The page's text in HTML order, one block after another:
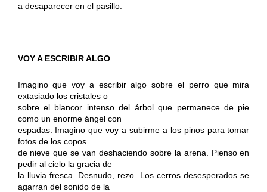
a desaparecer en el pasillo.
VOY A ESCRIBIR ALGO
Imagino que voy a escribir algo sobre el perro que mira
extasiado los cristales o
sobre el blancor intenso del árbol que permanece de pie
como un enorme ángel con
espadas. Imagino que voy a subirme a los pinos para tomar
fotos de los copos
de nieve que se van deshaciendo sobre la arena. Pienso en
pedir al cielo la gracia de
la lluvia fresca. Desnudo, rezo. Los cerros desesperados se
agarran del sonido de la